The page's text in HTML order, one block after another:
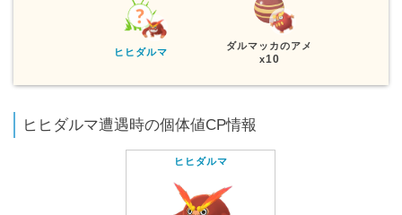
ヒヒダルマ
ダルマッカのアメ
x10
ヒヒダルマ遭遇時の個体値CP情報
ヒヒダルマ